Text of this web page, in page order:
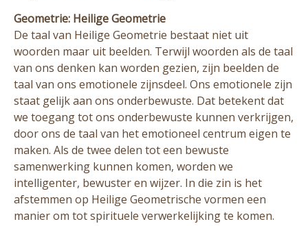
Geometrie: Heilige Geometrie
De taal van Heilige Geometrie bestaat niet uit
woorden maar uit beelden. Terwijl woorden als de taal
van ons denken kan worden gezien, zijn beelden de
taal van ons emotionele zijnsdeel. Ons emotionele zijn
staat gelijk aan ons onderbewuste. Dat betekent dat
we toegang tot ons onderbewuste kunnen verkrijgen,
door ons de taal van het emotioneel centrum eigen te
maken. Als de twee delen tot een bewuste
samenwerking kunnen komen, worden we
intelligenter, bewuster en wijzer. In die zin is het
afstemmen op Heilige Geometrische vormen een
manier om tot spirituele verwerkelijking te komen.